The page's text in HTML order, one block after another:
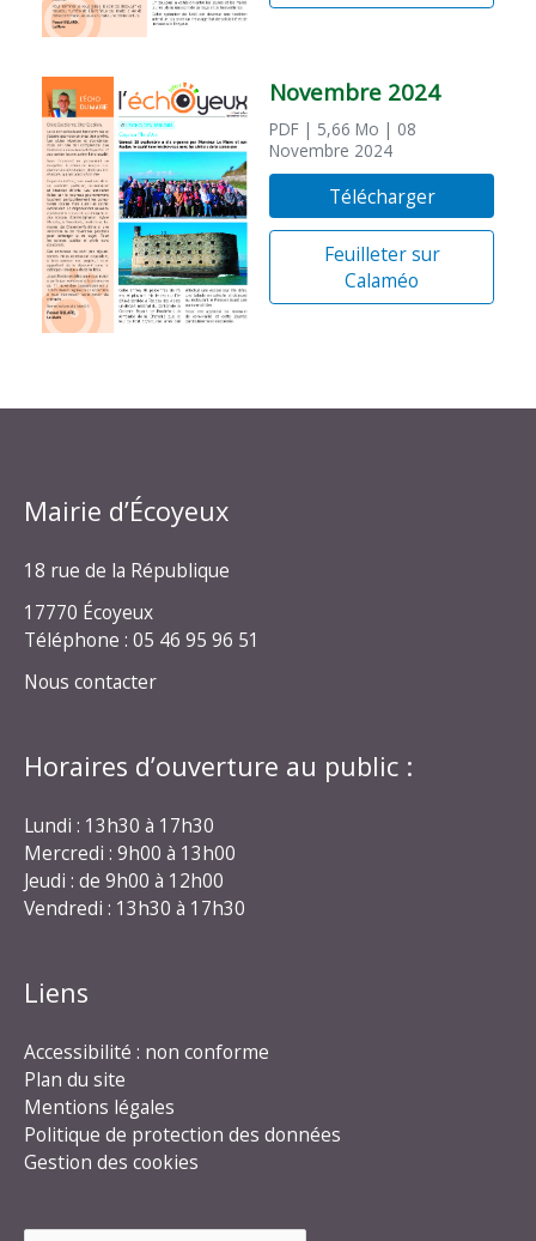
Novembre 2024
PDF | 5,66 Mo | 08
Novembre 2024
Télécharger
Feuilleter sur
Calaméo
Mairie d’Écoyeux
18 rue de la République
17770 Écoyeux
Téléphone : 05 46 95 96 51
Nous contacter
Horaires d’ouverture au public :
Lundi : 13h30 à 17h30
Mercredi : 9h00 à 13h00
Jeudi : de 9h00 à 12h00
Vendredi : 13h30 à 17h30
Liens
Accessibilité : non conforme
Plan du site
Mentions légales
Politique de protection des données
Gestion des cookies